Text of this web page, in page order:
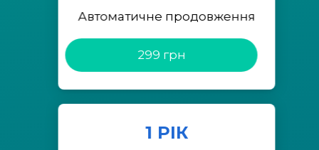
Автоматичне продовження
299 грн
1 РІК